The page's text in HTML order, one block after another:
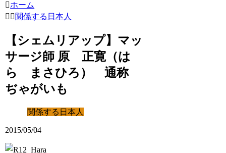
ホーム
関係する日本人
【シェムリアップ】マッ
サージ師 原 正寛（は
ら まさひろ） 通称
ぢゃがいも
関係する日本人
2015/05/04